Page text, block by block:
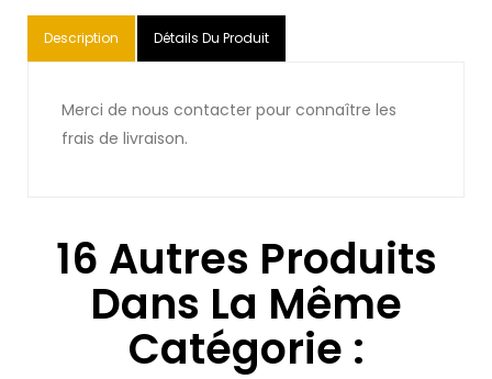
Description Détails Du Produit
Merci de nous contacter pour connaître les
frais de livraison.
16 Autres Produits
Dans La Même
Catégorie :